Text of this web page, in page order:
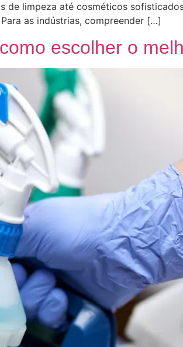
limpeza até cosméticos
as indústrias, compreender […]
escolher o